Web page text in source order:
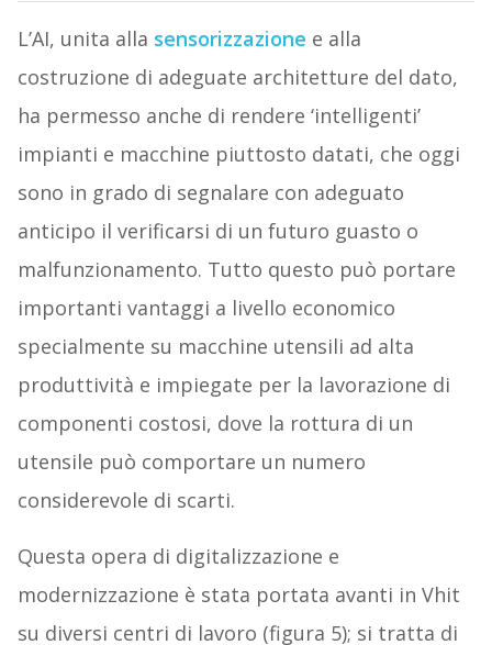
L’AI, unita alla sensorizzazione e alla
costruzione di adeguate architetture del dato,
ha permesso anche di rendere ‘intelligenti’
impianti e macchine piuttosto datati, che oggi
sono in grado di segnalare con adeguato
anticipo il verificarsi di un futuro guasto o
malfunzionamento. Tutto questo può portare
importanti vantaggi a livello economico
specialmente su macchine utensili ad alta
produttività e impiegate per la lavorazione di
componenti costosi, dove la rottura di un
utensile può comportare un numero
considerevole di scarti.
Questa opera di digitalizzazione e
modernizzazione è stata portata avanti in Vhit
su diversi centri di lavoro (figura 5); si tratta di